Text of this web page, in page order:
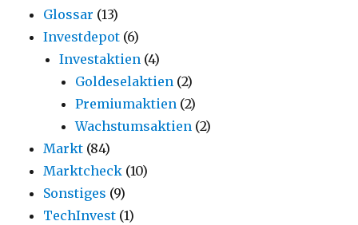
Glossar (13)
Investdepot (6)
Investaktien (4)
Goldeselaktien (2)
Premiumaktien (2)
Wachstumsaktien (2)
Markt (84)
Marktcheck (10)
Sonstiges (9)
TechInvest (1)